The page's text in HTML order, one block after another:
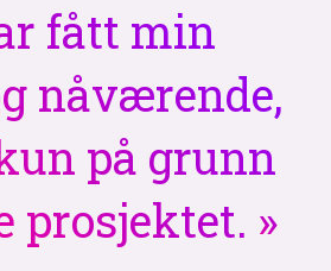
fått min
nåværende,
på grunn
prosjektet.